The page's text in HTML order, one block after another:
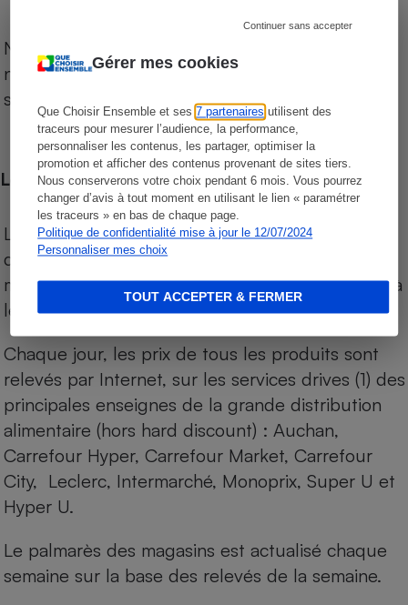
Gérer mes cookies
Que Choisir Ensemble et ses7 partenaires utilisent des
traceurs pour mesurer l’audience, la performance,
personnaliser les contenus, les partager, optimiser la
promotion et afficher des contenus provenant de sites tiers.
Nous conserverons votre choix pendant 6 mois. Vous pourrez
changer d’avis à tout moment en utilisant le lien « paramétrer
les traceurs » en bas de chaque page.
Politique de confidentialité mise à jour le 12/07/2024
Personnaliser mes choix
Continuer sans accepter
TOUT ACCEPTER & FERMER
Notre comparateur de supermarchés propose le
niveau de prix des supermarchés, géolocalisés
sur le territoire français.
Les comparaisons de prix
Les comparaisons sont réalisées sur l’ensemble
des produits des magasins. Les produits de
marques de distributeurs (MDD) sont comparés à
leurs équivalents chez leurs concurrents.
Chaque jour, les prix de tous les produits sont
relevés par Internet, sur les services drives (1) des
principales enseignes de la grande distribution
alimentaire (hors hard discount) : Auchan,
Carrefour Hyper, Carrefour Market, Carrefour
City, Leclerc, Intermarché, Monoprix, Super U et
Hyper U.
Le palmarès des magasins est actualisé chaque
semaine sur la base des relevés de la semaine.